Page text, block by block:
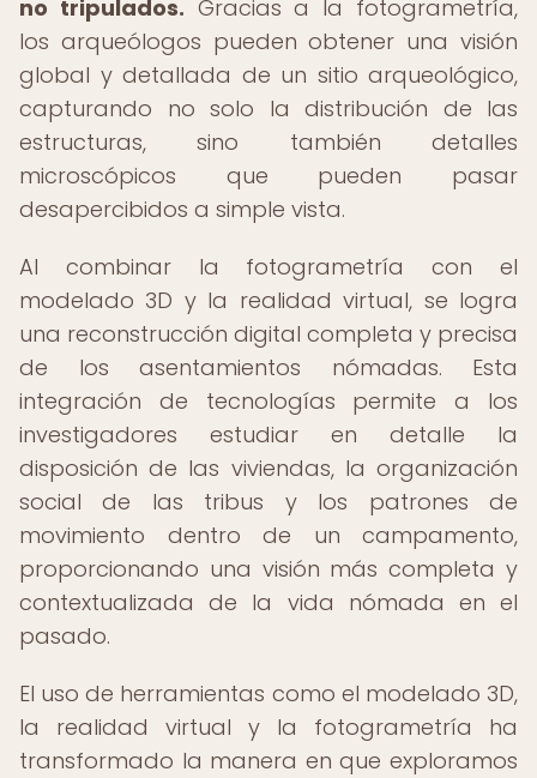
no tripulados. Gracias a la fotogrametría,
los arqueólogos pueden obtener una visión
global y detallada de un sitio arqueológico,
capturando no solo la distribución de las
estructuras, sino también detalles
microscópicos que pueden pasar
desapercibidos a simple vista.
Al combinar la fotogrametría con el
modelado 3D y la realidad virtual, se logra
una reconstrucción digital completa y precisa
de los asentamientos nómadas. Esta
integración de tecnologías permite a los
investigadores estudiar en detalle la
disposición de las viviendas, la organización
social de las tribus y los patrones de
movimiento dentro de un campamento,
proporcionando una visión más completa y
contextualizada de la vida nómada en el
pasado.
El uso de herramientas como el modelado 3D,
la realidad virtual y la fotogrametría ha
transformado la manera en que exploramos